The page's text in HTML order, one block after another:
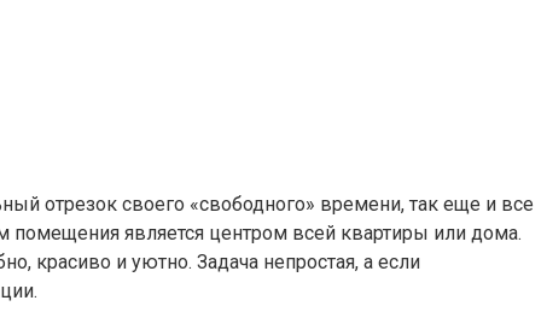
отрезок своего «свободного» времени, так еще и все
помещения является центром всей квартиры или дома.
красиво и уютно. Задача непростая, а если